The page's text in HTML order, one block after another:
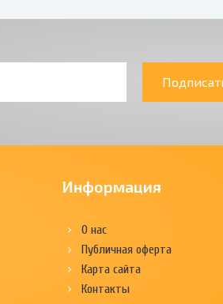
Информация
О нас
Публичная оферта
Карта сайта
Контакты